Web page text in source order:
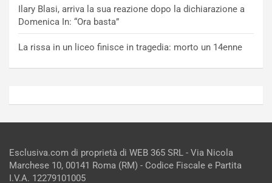
Ilary Blasi, arriva la sua reazione dopo la dichiarazione a
Domenica In: “Ora basta”
La rissa in un liceo finisce in tragedia: morto un 14enne
Esclusiva.com di proprietà di WEB 365 SRL - Via Nicola
Marchese 10, 00141 Roma (RM) - Codice Fiscale e Partita
I.V.A. 12279101005